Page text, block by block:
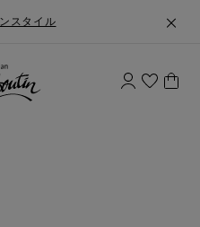
スタイル